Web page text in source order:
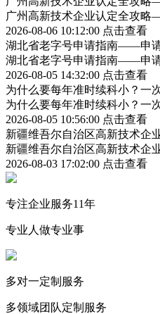
广州高新技术企业认定全攻
2026-08-06 10:12:00 点击查看
湖北省老字号申请指南——申
湖北省老字号申请指南——申
2026-08-05 14:32:00 点击查看
为什么要每年准时续科小？一
为什么要每年准时续科小？一
2026-08-05 10:56:00 点击查看
新疆维吾尔自治区高新技术企
新疆维吾尔自治区高新技术企
2026-08-03 17:02:00 点击查看
专注企业服务11年
专业人做专业事
多对一定制服务
多领域团队定制服务